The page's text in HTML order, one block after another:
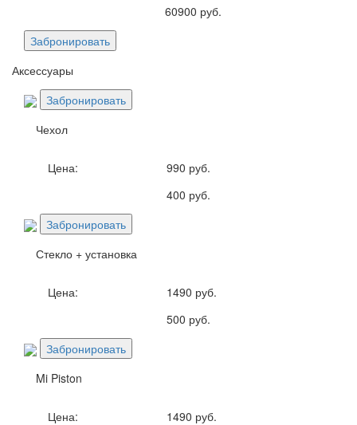
60900 руб.
Забронировать
Аксессуары
Чехол
Цена:
990 руб.
400 руб.
Забронировать
Стекло + установка
Цена:
1490 руб.
500 руб.
Забронировать
Mi Piston
Цена:
1490 руб.
Забронировать